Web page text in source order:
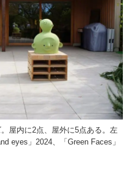
屋内に2点、屋外に5点ある。左
eyes」2024、「Green Faces」